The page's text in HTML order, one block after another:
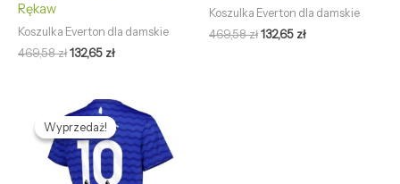
Rękaw
Koszulka Everton dla damskie
469,58zł132,65 zł
Koszulka Everton dla damskie
469,58zł132,65 zł
Wyprzedaż!
Wyprzedaż!
Pierwotna
cena
wynosiła:
469,58 zł.
Aktualna
cena
wynosi:
132,65 zł.